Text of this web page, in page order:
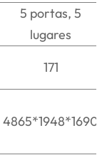
5 portas, 5
lugares
171
4865*1948*1690